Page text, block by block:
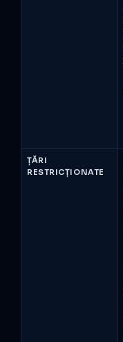
ȚĂRI
RESTRICȚIONATE